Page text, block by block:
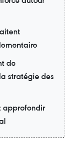
de
stratégie des
approfondir